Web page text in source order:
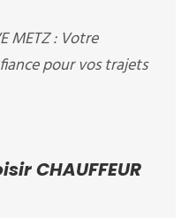
METZ : Votre
pour vos trajets
CHAUFFEUR